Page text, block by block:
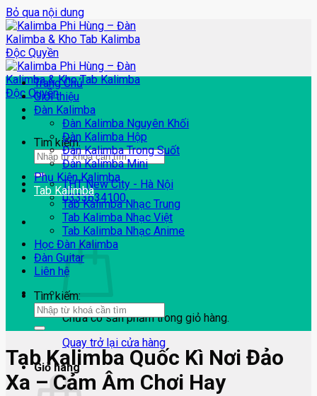
Bỏ qua nội dung
Tìm kiếm:
THT New City - Hà Nội
0333634100
Chưa có sản phẩm trong giỏ hàng.
Quay trở lại cửa hàng
Giỏ hàng
Trang Chủ
Giới thiệu
Đàn Kalimba
Đàn Kalimba Nguyên Khối
Đàn Kalimba Hộp
Đàn Kalimba Trong Suốt
Đàn Kalimba Mini
Phụ Kiện Kalimba
Tab Kalimba
Tab Kalimba Nhạc Trung
Tab Kalimba Nhạc Việt
Tab Kalimba Nhạc Anime
Học Đàn Kalimba
Đàn Guitar
Liên hệ
Tìm kiếm:
Tab Kalimba Quốc Kì Nơi Đảo
Xa – Cảm Âm Chơi Hay